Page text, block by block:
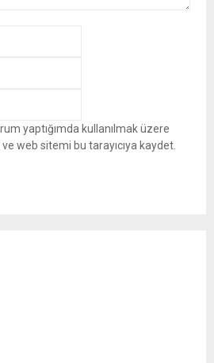
yaptığımda kullanılmak üzere
web sitemi bu tarayıcıya kaydet.